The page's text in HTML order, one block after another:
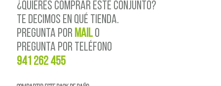
¿QUIERES COMPRAR ESTE CONJUNTO?
TE DECIMOS EN QUÉ TIENDA.
PREGUNTA POR MAIL o
PREGUNTA POR TELÉFONO
941 262 455